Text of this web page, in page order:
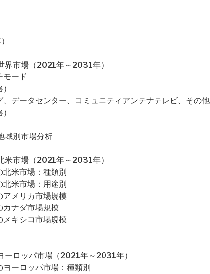
界市場（2021年～2031年）
モード
データセンター、コミュニティアンテナテレビ、その他
域別市場分析
米市場（2021年～2031年）
北米市場：種類別
北米市場：用途別
アメリカ市場規模
カナダ市場規模
メキシコ市場規模
ーロッパ市場（2021年～2031年）
ーロッパ市場：種類別